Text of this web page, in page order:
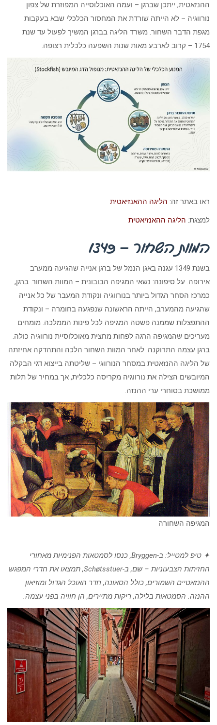
ההנזאטית, ייתכן שברגן – ועמה האוכלוסייה המפוזרת של צפון
נורווגיה – לא הייתה שורדת את המחסור הכלכלי שבא בעקבות
מגפת הדבר השחור. משרד הליגה בברגן המשיך לפעול עד שנת
1754 – קרוב לארבע מאות שנות השפעה כלכלית רצופה.
ראו באתר זה: הליגה ההאנזיאטית
למצגת: הליגה ההאנזיאטית
המוות השחור – 1349
בשנת 1349 עגנה באגן הנמל של ברגן אנייה שהגיעה ממערב
אירופה. על סיפונה: נשאי המגיפה הבובונית – המוות השחור. ברגן,
כמרכז הסחר הגדול ביותר בנורווגיה ונקודת המעבר של כל אנייה
שהגיעה מהמערב, הייתה הראשונה שנפגעה בחומרה – ונקודת
ההתפצלות שממנה פשטה המגיפה לכל פינות הממלכה. מומחים
מעריכים שהמגיפה הרגה לפחות מחצית מאוכלוסיית נורווגיה כולה.
ברגן עצמה התרוקנה. לאחר המוות השחור הלכה והתהדקה אחיזתה
של הליגה ההנזאטית במסחר הנורווגי – שליטתה בייצוא דגי הבקלה
המיובשים הצילה את נורווגיה מקריסה כלכלית, אך במחיר של תלות
ממושכת בסוחרי ערי ההנזה.
המגיפה השחורה
✦ טיפ למטייל: ב-Bryggen, כנסו לסמטאות הפנימיות מאחורי
החזיתות הצבעוניות – שם, ב-Schøtsstuer, תמצאו את חדרי המפגש
ההנזאטיים השמורים, כולל הסאונה, חדר האוכל הגדול ומוזיאון
ההנזה. הסמטאות בלילה, ריקות מתיירים, הן חוויה בפני עצמה.